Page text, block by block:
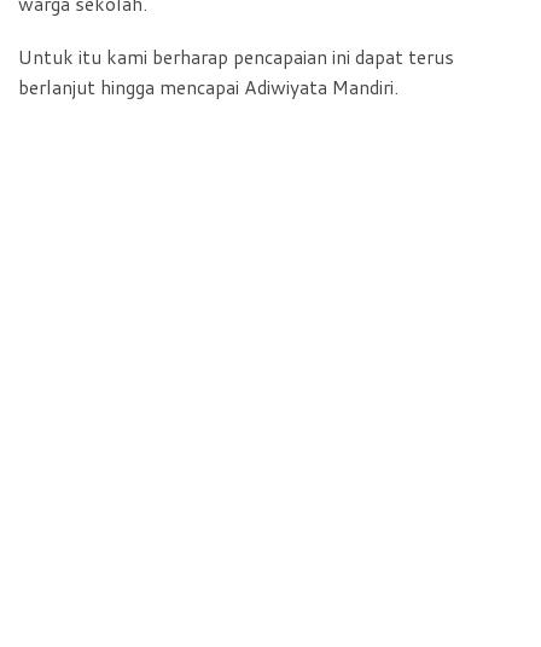
Untuk itu kami berharap pencapaian ini dapat terus
berlanjut hingga mencapai Adiwiyata Mandiri.